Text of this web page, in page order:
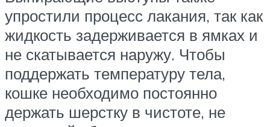
упростили процесс лакания, так как
жидкость задерживается в ямках и
не скатывается наружу. Чтобы
поддержать температуру тела,
кошке необходимо постоянно
держать шерстку в чистоте, не